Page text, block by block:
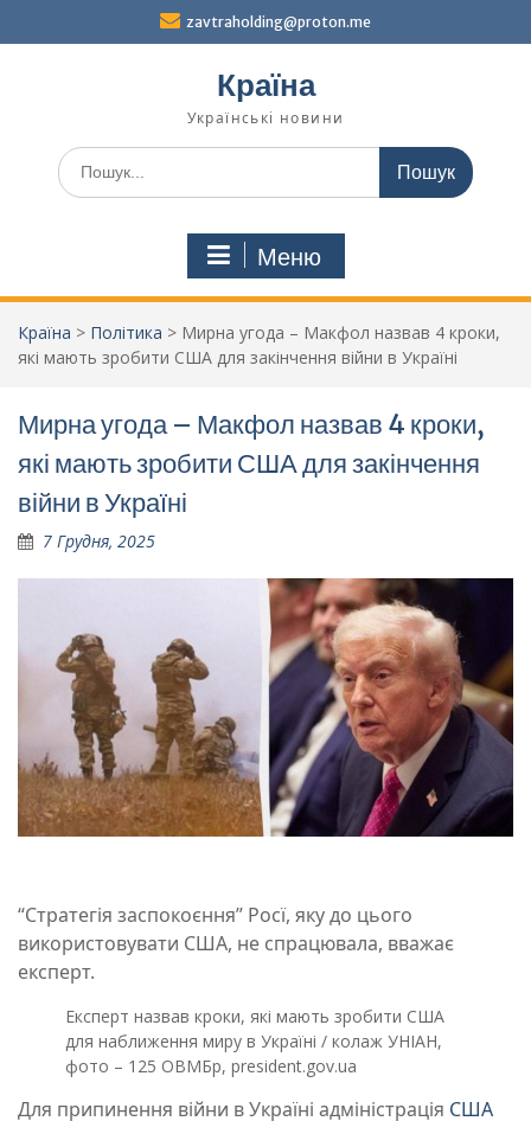
zavtraholding@proton.me
Країна
Українські новини
Шукати:
Меню
Країна > Політика > Мирна угода – Макфол назвав 4 кроки,
які мають зробити США для закінчення війни в Україні
Мирна угода – Макфол назвав 4 кроки,
які мають зробити США для закінчення
війни в Україні
7 Грудня, 2025
“Стратегія заспокоєння” Росї, яку до цього
використовувати США, не спрацювала, вважає
експерт.
Експерт назвав кроки, які мають зробити США
для наближення миру в Україні / колаж УНІАН,
фото – 125 ОВМБр, president.gov.ua
Для припинення війни в Україні адміністрація США